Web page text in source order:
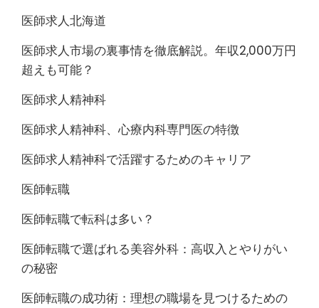
医師求人北海道
医師求人市場の裏事情を徹底解説。年収2,000万円
超えも可能？
医師求人精神科
医師求人精神科、心療内科専門医の特徴
医師求人精神科で活躍するためのキャリア
医師転職
医師転職で転科は多い？
医師転職で選ばれる美容外科：高収入とやりがい
の秘密
医師転職の成功術：理想の職場を見つけるための